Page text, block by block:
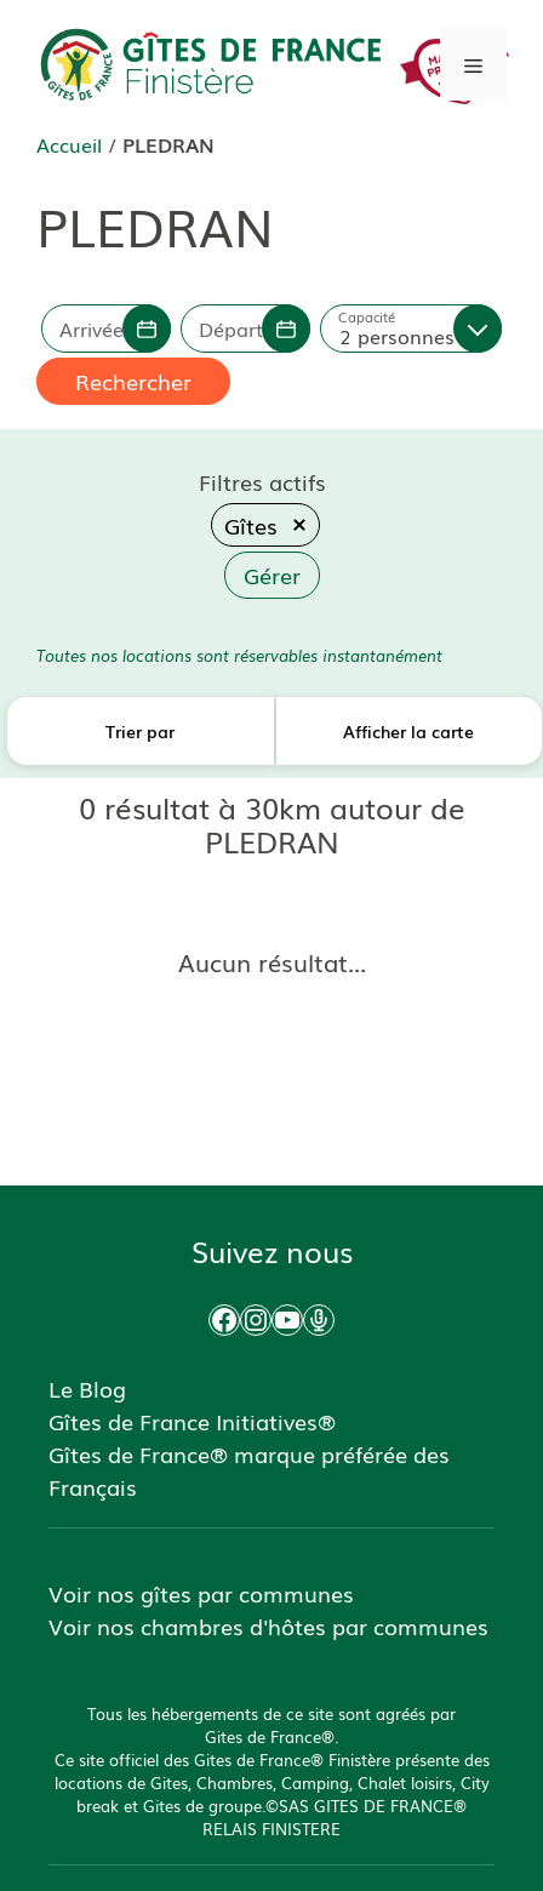
contenu
Menu
Accueil / PLEDRAN
PLEDRAN
Arrivée Départ 2 personnes
Capacité
Rechercher
Filtres actifs
Gîtes
Gérer
Toutes nos locations sont réservables instantanément
0 résultat à 30km autour de
PLEDRAN
Trier par Afficher la carte
Suivez nous
Facebook
Instagram
YouTube
Podcast
Le Blog
Gîtes de France Initiatives®
Gîtes de France® marque préférée des
Français
Voir nos gîtes par communes
Voir nos chambres d'hôtes par communes
Tous les hébergements de ce site sont agréés par
Gites de France®.
Ce site officiel des Gites de France® Finistère présente des
locations de Gites, Chambres, Camping, Chalet loisirs, City
break et Gites de groupe.©SAS GITES DE FRANCE®
RELAIS FINISTERE